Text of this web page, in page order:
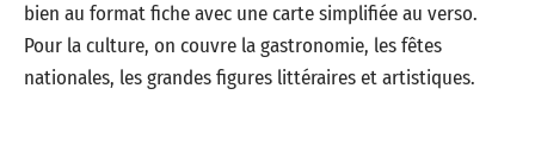
bien au format fiche avec une carte simplifiée au verso.
Pour la culture, on couvre la gastronomie, les fêtes
nationales, les grandes figures littéraires et artistiques.